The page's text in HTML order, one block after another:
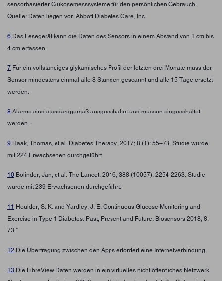
sensorbasierter Glukosemesssysteme für den persönlichen Gebrauch.
Quelle: Daten liegen vor. Abbott Diabetes Care, Inc.
6 Das Lesegerät kann die Daten des Sensors in einem Abstand von 1 cm bis
4 cm erfassen.
7 Für ein vollständiges glykämisches Profil der letzten drei Monate muss der
Sensor mindestens einmal alle 8 Stunden gescannt und alle 15 Tage ersetzt
werden.
8 Alarme sind standardgemäß ausgeschaltet und müssen eingeschaltet
werden.
9 Haak, Thomas, et al. Diabetes Therapy. 2017; 8 (1): 55–73. Studie wurde
mit 224 Erwachsenen durchgeführt
10 Bolinder, Jan, et al. The Lancet. 2016; 388 (10057): 2254-2263. Studie
wurde mit 239 Erwachsenen durchgeführt.
11 Houlder, S. K. and Yardley, J. E. Continuous Glucose Monitoring and
Exercise in Type 1 Diabetes: Past, Present and Future. Biosensors 2018; 8:
73."
12 Die Übertragung zwischen den Apps erfordert eine Internetverbindung.
13 Die LibreView Daten werden in ein virtuelles nicht öffentliches Netzwerk